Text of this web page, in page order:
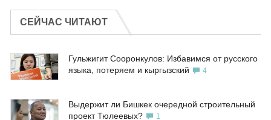
СЕЙЧАС ЧИТАЮТ
Гульжигит Сооронкулов: Избавимся от русского
языка, потеряем и кыргызский
4
Выдержит ли Бишкек очередной строительный
проект Тюлеевых?
1